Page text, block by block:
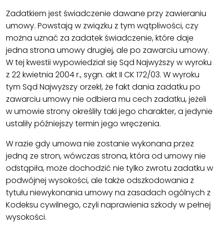
Zadatkiem jest świadczenie dawane przy zawieraniu
umowy. Powstają w związku z tym wątpliwości, czy
można uznać za zadatek świadczenie, które daje
jedna strona umowy drugiej, ale po zawarciu umowy.
W tej kwestii wypowiedział się Sąd Najwyższy w wyroku
z 22 kwietnia 2004 r., sygn. akt II CK 172/03. W wyroku
tym Sąd Najwyższy orzekł, że fakt dania zadatku po
zawarciu umowy nie odbiera mu cech zadatku, jeżeli
w umowie strony określiły taki jego charakter, a jedynie
ustaliły późniejszy termin jego wręczenia.
W razie gdy umowa nie zostanie wykonana przez
jedną ze stron, wówczas strona, która od umowy nie
odstąpiła, może dochodzić nie tylko zwrotu zadatku w
podwójnej wysokości, ale także odszkodowania z
tytułu niewykonania umowy na zasadach ogólnych z
Kodeksu cywilnego, czyli naprawienia szkody w pełnej
wysokości.